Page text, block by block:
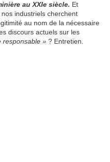
au XXIe siècle. Et
industriels cherchent
au nom de la nécessaire
discours actuels sur les
responsable » ? Entretien.